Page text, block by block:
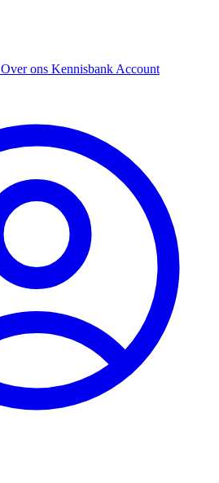
Over ons Kennisbank Account